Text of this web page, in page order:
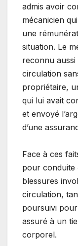
admis avoir
mécanicien
une
situation. Le
reconnu
circulation
propriétaire,
qui lui avait
et envoyé
d’une
Face à ces
pour conduite
blessures
circulation,
poursuivi
assuré à un
corporel.